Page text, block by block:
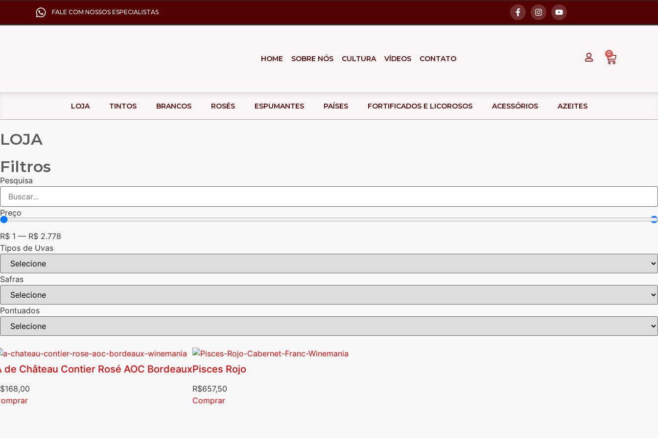
FALE COM NOSSOS ESPECIALISTAS
HOME SOBRE NÓS CULTURA VÍDEOS CONTATO
0
LOJA TINTOS BRANCOS ROSÉS ESPUMANTES PAÍSES FORTIFICADOS E LICOROSOS ACESSÓRIOS AZEITES
LOJA
Filtros
Pesquisa
Preço
R$ 1 — R$ 2.778
Tipos de Uvas
Safras
Pontuados
de Château Contier Rosé AOC Bordeaux
168,00
Pisces Rojo
R$657,50
Comprar